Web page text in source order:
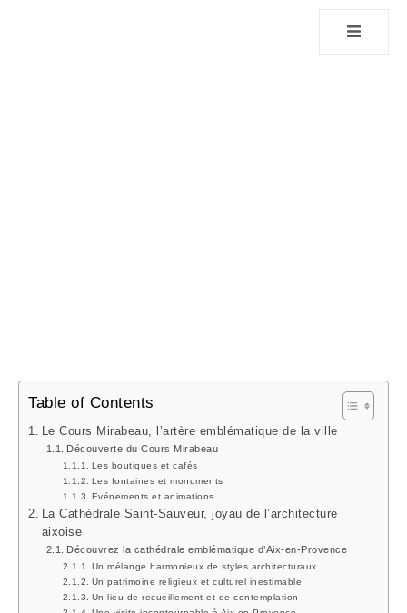
Table of Contents
Le Cours Mirabeau, l’artère emblématique de la ville
Découverte du Cours Mirabeau
Les boutiques et cafés
Les fontaines et monuments
Evénements et animations
La Cathédrale Saint-Sauveur, joyau de l’architecture
aixoise
Découvrez la cathédrale emblématique d’Aix-en-Provence
Un mélange harmonieux de styles architecturaux
Un patrimoine religieux et culturel inestimable
Un lieu de recueillement et de contemplation